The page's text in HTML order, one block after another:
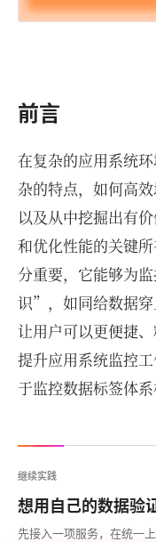
前言
在复杂的应用系统
杂的特点，如何高
以及从中挖掘出有
和优化性能的关键
分重要，它能够为
识”，如同给数据
让用户可以更便捷
提升应用系统监控
于监控数据标签体系
继续实践
想用自己的数据验
先接入一项服务，在统一